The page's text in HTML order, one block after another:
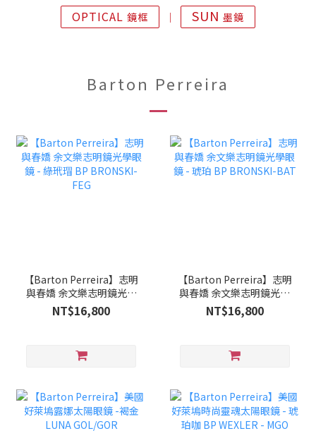
OPTICAL 鏡框 │ SUN墨鏡
Barton Perreira
【Barton Perreira】志明
與春嬌 余文樂志明鏡光學
眼鏡 - 綠玳瑁 BP
BRONSKI-FEG
NT$16,800
【Barton Perreira】志明
與春嬌 余文樂志明鏡光學
眼鏡 - 琥珀 BP BRONSKI-
BAT
NT$16,800